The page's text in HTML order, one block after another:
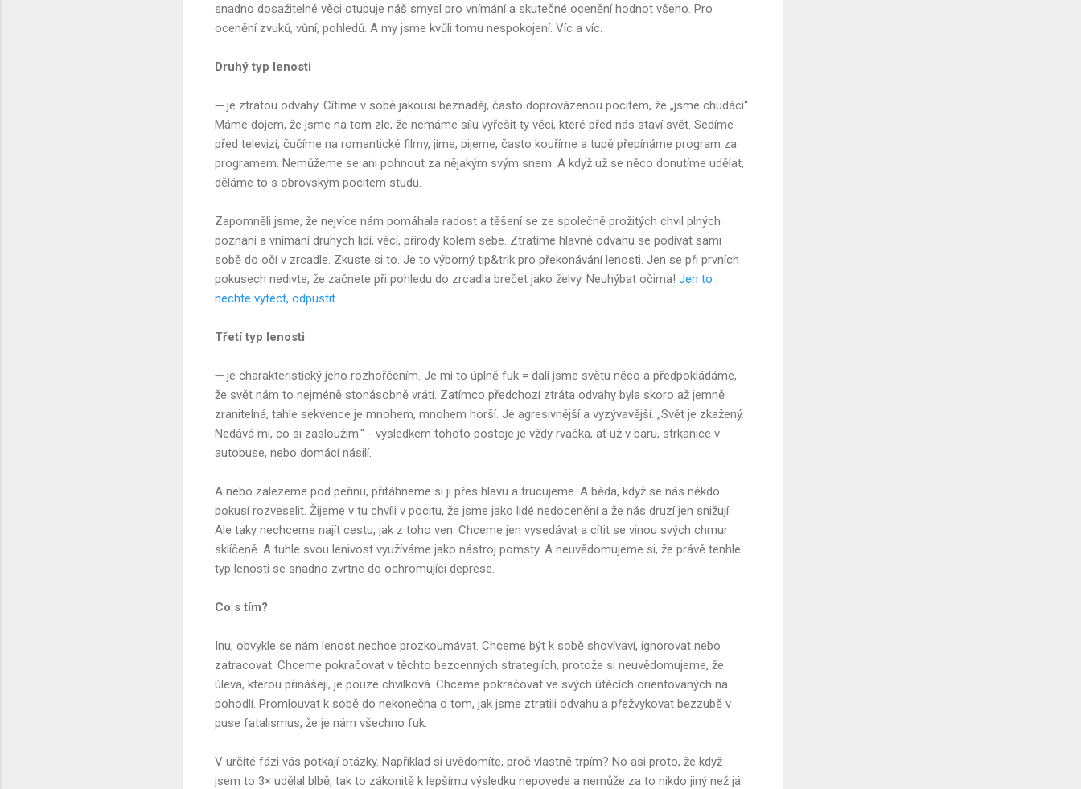
snadno dosažitelné věci otupuje náš smysl pro vnímání a skutečné ocenění hodnot všeho. Pro
ocenění zvuků, vůní, pohledů. A my jsme kvůli tomu nespokojení. Víc a víc.
Druhý typ lenosti
➖ je ztrátou odvahy. Cítíme v sobě jakousi beznaděj, často doprovázenou pocitem, že „jsme chudáci“.
Máme dojem, že jsme na tom zle, že nemáme sílu vyřešit ty věci, které před nás staví svět. Sedíme
před televizí, čučíme na romantické filmy, jíme, pijeme, často kouříme a tupě přepínáme program za
programem. Nemůžeme se ani pohnout za nějakým svým snem. A když už se něco donutíme udělat,
děláme to s obrovským pocitem studu.
Zapomněli jsme, že nejvíce nám pomáhala radost a těšení se ze společně prožitých chvil plných
poznání a vnímání druhých lidí, věcí, přírody kolem sebe. Ztratíme hlavně odvahu se podívat sami
sobě do očí v zrcadle. Zkuste si to. Je to výborný tip&trik pro překonávání lenosti. Jen se při prvních
pokusech nedivte, že začnete při pohledu do zrcadla brečet jako želvy. Neuhýbat očima! Jen to
nechte vytéct, odpustit
Třetí typ lenosti
➖ je charakteristický jeho rozhořčením. Je mi to úplně fuk = dali jsme světu něco a předpokládáme,
že svět nám to nejméně stonásobně vrátí. Zatímco předchozí ztráta odvahy byla skoro až jemně
zranitelná, tahle sekvence je mnohem, mnohem horší. Je agresivnější a vyzývavější. „Svět je zkažený.
Nedává mi, co si zasloužím.“ - výsledkem tohoto postoje je vždy rvačka, ať už v baru, strkanice v
autobuse, nebo domácí násilí.
A nebo zalezeme pod peřinu, přitáhneme si ji přes hlavu a trucujeme. A běda, když se nás někdo
pokusí rozveselit. Žijeme v tu chvíli v pocitu, že jsme jako lidé nedocenění a že nás druzí jen snižují.
Ale taky nechceme najít cestu, jak z toho ven. Chceme jen vysedávat a cítit se vinou svých chmur
sklíčeně. A tuhle svou lenivost využíváme jako nástroj pomsty. A neuvědomujeme si, že právě tenhle
typ lenosti se snadno zvrtne do ochromující deprese.
Co s tím?
Inu, obvykle se nám lenost nechce prozkoumávat. Chceme být k sobě shovívaví, ignorovat nebo
zatracovat. Chceme pokračovat v těchto bezcenných strategiích, protože si neuvědomujeme, že
úleva, kterou přinášejí, je pouze chvilková. Chceme pokračovat ve svých útěcích orientovaných na
pohodlí. Promlouvat k sobě do nekonečna o tom, jak jsme ztratili odvahu a přežvykovat bezzubě v
puse fatalismus, že je nám všechno fuk.
V určité fázi vás potkají otázky. Například si uvědomíte, proč vlastně trpím? No asi proto, že když
jsem to 3× udělal blbě, tak to zákonitě k lepšímu výsledku nepovede a nemůže za to nikdo jiný než já.